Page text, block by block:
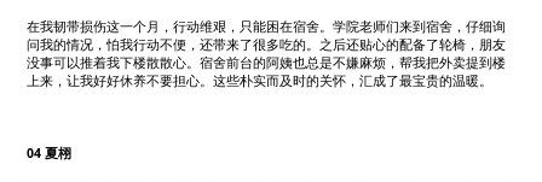
在我韧带损伤这一个月，行动维艰，只能困在宿舍。学院老师们来到宿舍，仔细询
问我的情况，怕我行动不便，还带来了很多吃的。之后还贴心的配备了轮椅，朋友
没事可以推着我下楼散散心。宿舍前台的阿姨也总是不嫌麻烦，帮我把外卖提到楼
上来，让我好好休养不要担心。这些朴实而及时的关怀，汇成了最宝贵的温暖。
04 夏栩